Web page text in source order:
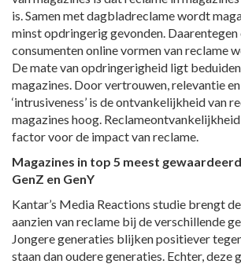
is. Samen met dagbladreclame wordt
minst opdringerig gevonden.
consumenten online vormen van reclame
De mate van opdringerigheid ligt
magazines. Door vertrouwen, relevantie
‘intrusiveness’ is de ontvankelijkheid van
magazines hoog.
factor voor de impact van reclame.
Magazines in top 5 meest
GenZ en GenY
Kantar’s Media Reactions studie brengt
aanzien van reclame bij de verschillende
Jongere generaties blijken positiever
staan dan oudere generaties. Echter, deze